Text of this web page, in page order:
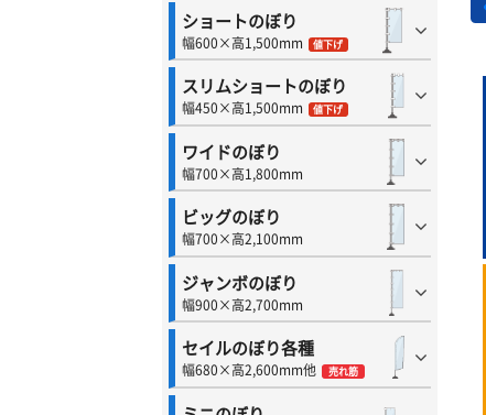
ショートのぼり
幅600×高1,500mm 値下げ
スリムショートのぼり
幅450×高1,500mm 値下げ
ワイドのぼり
幅700×高1,800mm
ビッグのぼり
幅700×高2,100mm
ジャンボのぼり
幅900×高2,700mm
セイルのぼり各種
幅680×高2,600mm他 売れ筋